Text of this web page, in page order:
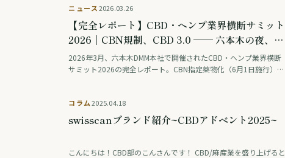
ニュース2026.03.26
【完全レポート】CBD・ヘンプ業界横断サミット
2026｜CBN規制、CBD 3.0 ── 六本木の夜、業
界が動いた3時間の全記録
2026年3月、六本木DMM本社で開催されたCBD・ヘンプ業界横断
サミット2026の完全レポート。CBN指定薬物化（6月1日施行）、
盾、CBN正規用途の画期的決定まで、業界が動いた3時間の全記
録。
コラム2025.04.18
swisscanブランド紹介~CBDアドベント2025~
こんにちは！CBD部のこんさんです！ CBD/麻産業を盛り上げると